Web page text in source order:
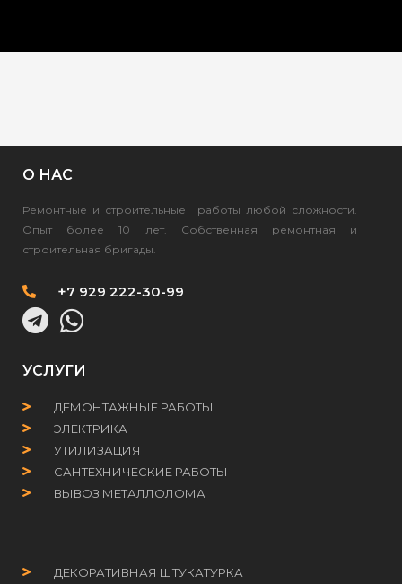
О НАС
Ремонтные и строительные работы любой сложности.
Опыт более 10 лет. Собственная ремонтная и
строительная бригады.
+7 929 222-30-99
УСЛУГИ
ДЕМОНТАЖНЫЕ РАБОТЫ
ЭЛЕКТРИКА
УТИЛИЗАЦИЯ
САНТЕХНИЧЕСКИЕ РАБОТЫ
ВЫВОЗ МЕТАЛЛОЛОМА
ДЕКОРАТИВНАЯ ШТУКАТУРКА